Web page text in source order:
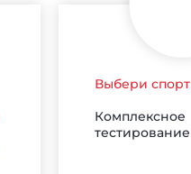
Выбери спорт
Комплексное
тестирование